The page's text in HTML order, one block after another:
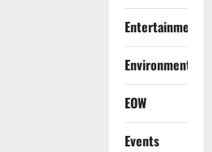
Entertainment
Environment
EOW
Events